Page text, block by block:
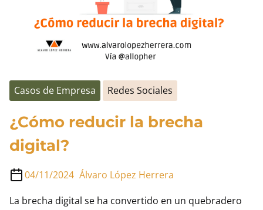
Casos de Empresa Redes Sociales
¿Cómo reducir la brecha
digital?
04/11/2024 Álvaro López Herrera
La brecha digital se ha convertido en un quebradero